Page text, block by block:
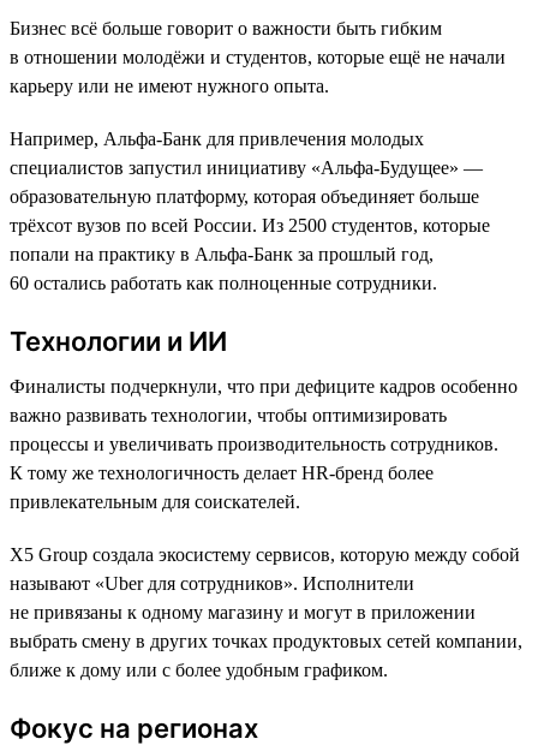
Бизнес всё больше говорит о важности быть гибким
в отношении молодёжи и студентов, которые ещё не начали
карьеру или не имеют нужного опыта.
Например, Альфа-Банк для привлечения молодых
специалистов запустил инициативу «Альфа-Будущее» —
образовательную платформу, которая объединяет больше
трёхсот вузов по всей России. Из 2500 студентов, которые
попали на практику в Альфа-Банк за прошлый год,
60 остались работать как полноценные сотрудники.
Технологии и ИИ
Финалисты подчеркнули, что при дефиците кадров особенно
важно развивать технологии, чтобы оптимизировать
процессы и увеличивать производительность сотрудников.
К тому же технологичность делает HR-бренд более
привлекательным для соискателей.
X5 Group создала экосистему сервисов, которую между собой
называют «Uber для сотрудников». Исполнители
не привязаны к одному магазину и могут в приложении
выбрать смену в других точках продуктовых сетей компании,
ближе к дому или с более удобным графиком.
Фокус на регионах